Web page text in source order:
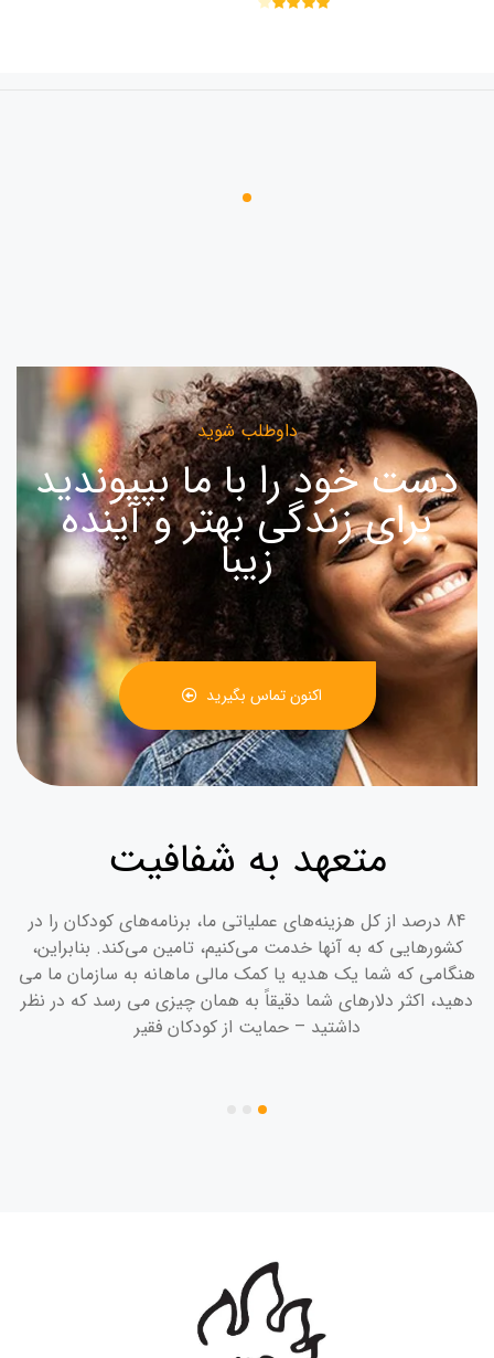
داوطلب شوید
دست خود را با ما بپیوندید
برای زندگی بهتر و آینده
زیبا
اکنون تماس بگیرید
متعهد به شفافیت
84 درصد از کل هزینه‌های عملیاتی ما، برنامه‌های کودکان را در
کشورهایی که به آنها خدمت می‌کنیم، تامین می‌کند. بنابراین،
هنگامی که شما یک هدیه یا کمک مالی ماهانه به سازمان ما می
دهید، اکثر دلارهای شما دقیقاً به همان چیزی می رسد که در نظر
داشتید – حمایت از کودکان فقیر